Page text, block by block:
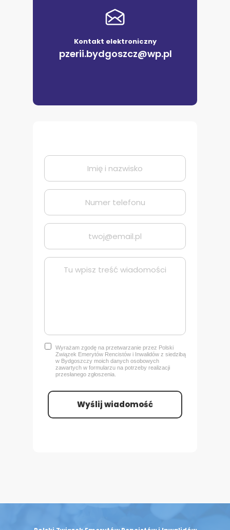
Kontakt elektroniczny
pzerii.bydgoszcz@wp.pl
Wyrażam zgodę na przetwarzanie przez Polski
Związek Emerytów Rencistów i Inwalidów z siedzibą
w Bydgoszczy moich danych osobowych
zawartych w formularzu na potrzeby realizacji
przesłanego zgłoszenia.
Wyślij wiadomość